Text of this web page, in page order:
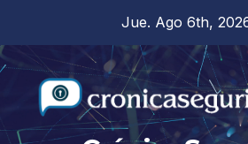
contenido
Jue. Ago 6th,